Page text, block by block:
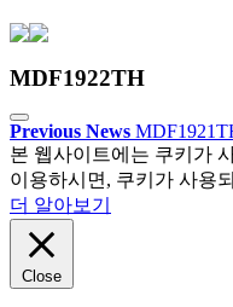
MDF1922TH
Previous News
본 웹사이트에는 쿠키가
이용하시면, 쿠키가 사용
더 알아보기
Close